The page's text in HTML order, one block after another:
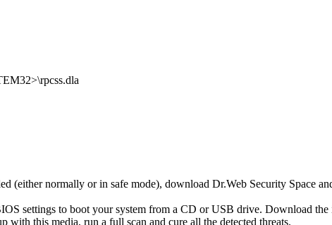
(either normally or in safe mode), download Dr.Web Security Space
settings to boot your system from a CD or USB drive. Download the
this media, run a full scan and cure all the detected threats.